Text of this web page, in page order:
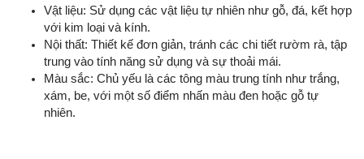
Vật liệu: Sử dụng các vật liệu tự nhiên như gỗ, đá, kết hợp
với kim loại và kính.
Nội thất: Thiết kế đơn giản, tránh các chi tiết rườm rà, tập
trung vào tính năng sử dụng và sự thoải mái.
Màu sắc: Chủ yếu là các tông màu trung tính như trắng,
xám, be, với một số điểm nhấn màu đen hoặc gỗ tự
nhiên.